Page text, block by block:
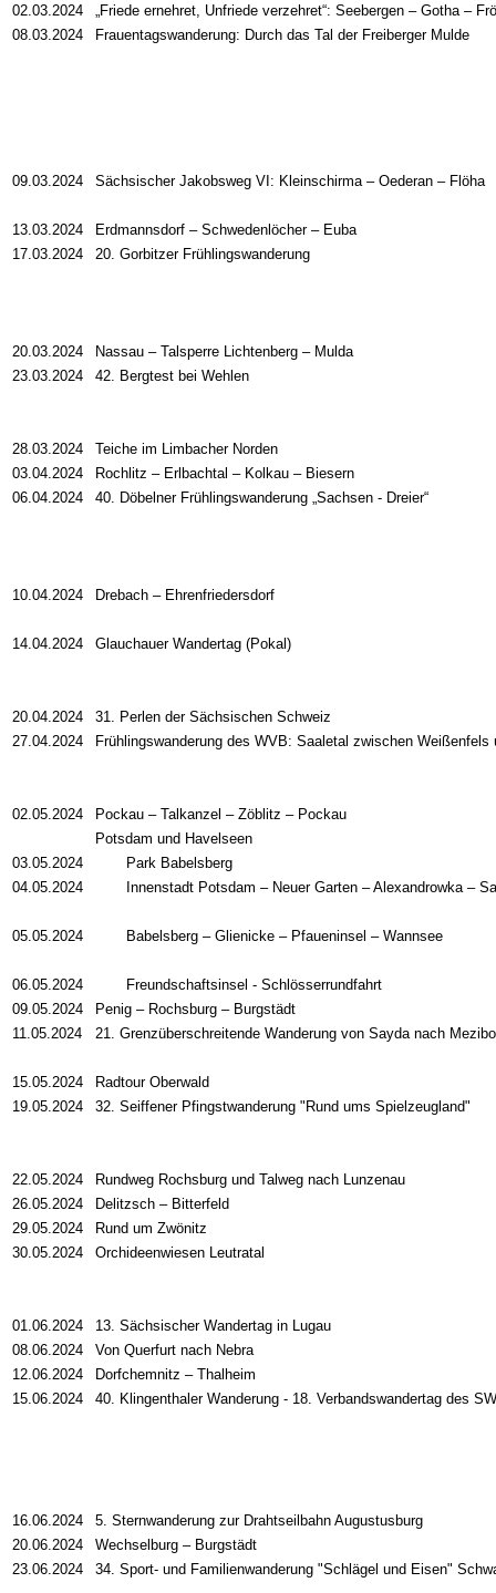
02.03.2024
„Friede ernehret, Unfriede verzehret“: Seebergen – Gotha –
08.03.2024
Frauentagswanderung: Durch das Tal der Freiberger Mulde
09.03.2024 Sächsischer Jakobsweg VI: Kleinschirma – Oederan – Flöha
13.03.2024
Erdmannsdorf – Schwedenlöcher – Euba
17.03.2024
20. Gorbitzer Frühlingswanderung
20.03.2024
Nassau – Talsperre Lichtenberg – Mulda
23.03.2024
42. Bergtest bei Wehlen
28.03.2024
Teiche im Limbacher Norden
03.04.2024
Rochlitz – Erlbachtal – Kolkau – Biesern
06.04.2024
40. Döbelner Frühlingswanderung „Sachsen - Dreier“
10.04.2024 Drebach –Ehrenfriedersdorf
14.04.2024 Glauchauer Wandertag (Pokal)
20.04.2024
31. Perlen der Sächsischen Schweiz
27.04.2024
Frühlingswanderung des WVB: Saaletal zwischen Weißenfels
02.05.2024 Pockau –Talkanzel –Zöblitz –Pockau
Potsdam und Havelseen
03.05.2024
Park Babelsberg
04.05.2024
Innenstadt Potsdam –Neuer Garten –Alexandrowka –
05.05.2024 Babelsberg –Glienicke –Pfaueninsel –Wannsee
06.05.2024
Freundschaftsinsel - Schlösserrundfahrt
09.05.2024
Penig –Rochsburg –Burgstädt
11.05.2024
21. Grenzüberschreitende Wanderung von Sayda nach
15.05.2024
Radtour Oberwald
19.05.2024
32. Seiffener Pfingstwanderung "Rund ums Spielzeugland"
22.05.2024
Rundweg Rochsburg und Talweg nach Lunzenau
26.05.2024
Delitzsch –Bitterfeld
29.05.2024
Rund um Zwönitz
30.05.2024
Orchideenwiesen Leutratal
01.06.2024
13. Sächsischer Wandertag in Lugau
08.06.2024
Von Querfurt nach Nebra
12.06.2024
Dorfchemnitz – Thalheim
15.06.2024
40. Klingenthaler Wanderung - 18. Verbandswandertag des
16.06.2024
5. Sternwanderung zur Drahtseilbahn Augustusburg
20.06.2024
Wechselburg – Burgstädt
23.06.2024
34. Sport- und Familienwanderung "Schlägel und Eisen"